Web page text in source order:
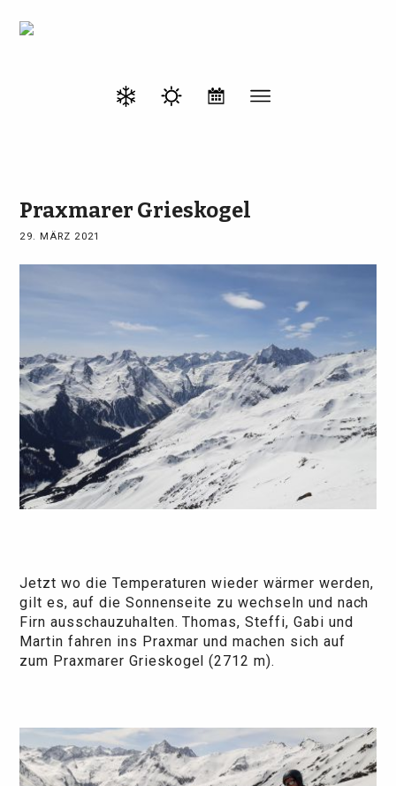
Praxmarer Grieskogel
29. MÄRZ 2021
Jetzt wo die Temperaturen wieder wärmer werden,
gilt es, auf die Sonnenseite zu wechseln und nach
Firn ausschauzuhalten. Thomas, Steffi, Gabi und
Martin fahren ins Praxmar und machen sich auf
zum Praxmarer Grieskogel (2712 m).